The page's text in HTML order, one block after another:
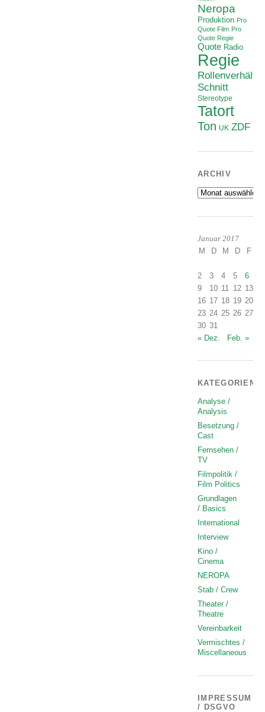
Neropa
Produktion Pro
Quote Film Pro
Quote Regie
Quote Radio
Regie
Schnitt
Stereotype
Tatort
Ton UK ZDF
ARCHIV
Archiv
Januar 2017
M D M D F
2 3 4 5 6
9
10 11 12 13
16 17 18 19 20
23 24 25 26 27
30 31
« Dez.
Feb. »
KATEGORIEN
Analyse /
Analysis
Besetzung /
Cast
Fernsehen /
TV
Filmpolitik /
Film Politics
Grundlagen
/ Basics
International
Interview
Kino /
Cinema
NEROPA
Stab / Crew
Theater /
Theatre
Vereinbarkeit
Vermischtes /
Miscellaneous
IMPRESSUM
/ DSGVO